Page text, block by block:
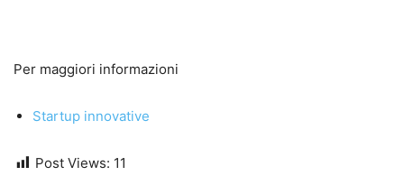
Per maggiori informazioni
Startup innovative
Post Views: 11